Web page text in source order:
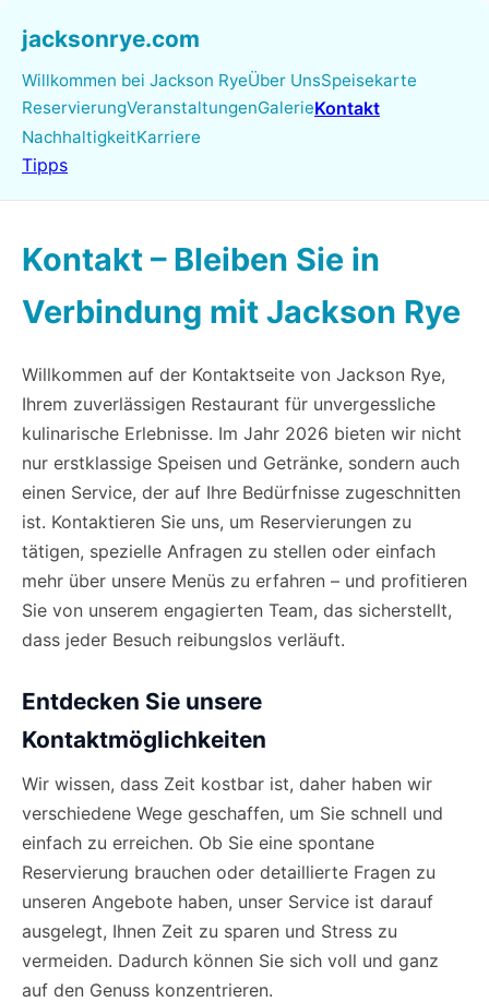
jacksonrye.com
Willkommen bei Jackson RyeÜber UnsSpeisekarte
ReservierungVeranstaltungenGalerieKontakt
NachhaltigkeitKarriere
Tipps
Kontakt – Bleiben Sie in
Verbindung mit Jackson Rye
Willkommen auf der Kontaktseite von Jackson Rye,
Ihrem zuverlässigen Restaurant für unvergessliche
kulinarische Erlebnisse. Im Jahr 2026 bieten wir nicht
nur erstklassige Speisen und Getränke, sondern auch
einen Service, der auf Ihre Bedürfnisse zugeschnitten
ist. Kontaktieren Sie uns, um Reservierungen zu
tätigen, spezielle Anfragen zu stellen oder einfach
mehr über unsere Menüs zu erfahren – und profitieren
Sie von unserem engagierten Team, das sicherstellt,
dass jeder Besuch reibungslos verläuft.
Entdecken Sie unsere
Kontaktmöglichkeiten
Wir wissen, dass Zeit kostbar ist, daher haben wir
verschiedene Wege geschaffen, um Sie schnell und
einfach zu erreichen. Ob Sie eine spontane
Reservierung brauchen oder detaillierte Fragen zu
unseren Angebote haben, unser Service ist darauf
ausgelegt, Ihnen Zeit zu sparen und Stress zu
vermeiden. Dadurch können Sie sich voll und ganz
auf den Genuss konzentrieren.